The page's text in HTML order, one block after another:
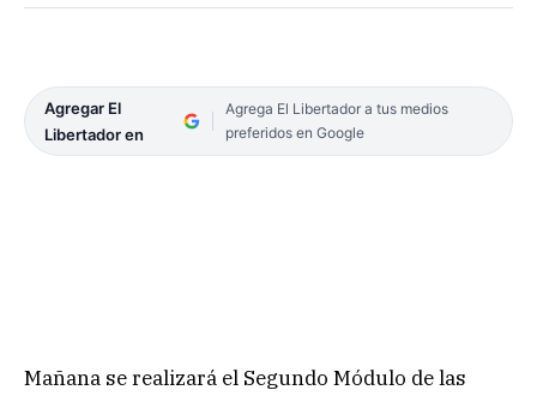
Agregar El
Libertador en
Agrega El Libertador a tus medios
preferidos en Google
Mañana se realizará el Segundo Módulo de las